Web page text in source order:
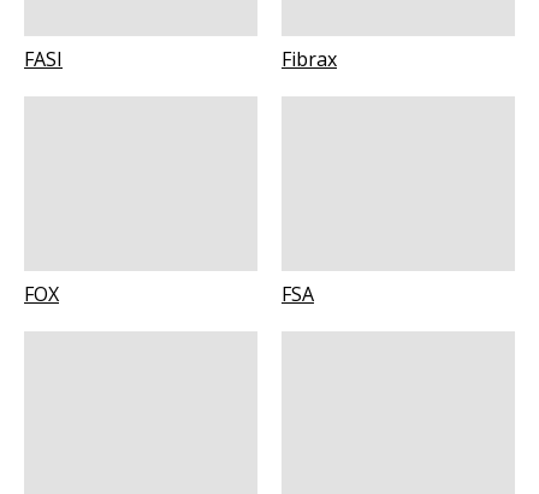
FASI Fibrax
FOX FSA